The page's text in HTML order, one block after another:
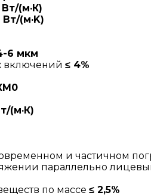
(м·К)
(м·K)
6 мкм
включений ≤ 4%
(м·К)
и частичном
параллельно
по массе ≤ 2,5%